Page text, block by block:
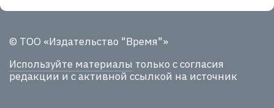
© ТОО «Издательство "Время"»
Используйте материалы только с согласия
редакции и с активной ссылкой на источник